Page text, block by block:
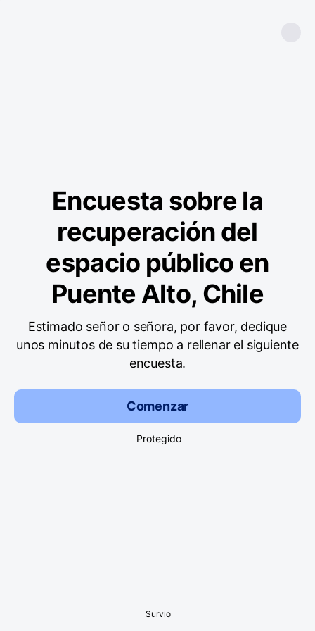
Encuesta sobre la
recuperación del
espacio público en
Puente Alto, Chile
Estimado señor o señora, por favor, dedique
unos minutos de su tiempo a rellenar el siguiente
encuesta.
Comenzar
Protegido
Survio